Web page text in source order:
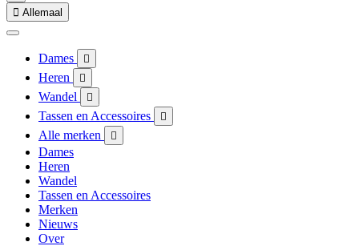
 Allemaal
Dames 
Heren 
Wandel 
Tassen en Accessoires 
Alle merken 
Dames
Heren
Wandel
Tassen en Accessoires
Merken
Nieuws
Over